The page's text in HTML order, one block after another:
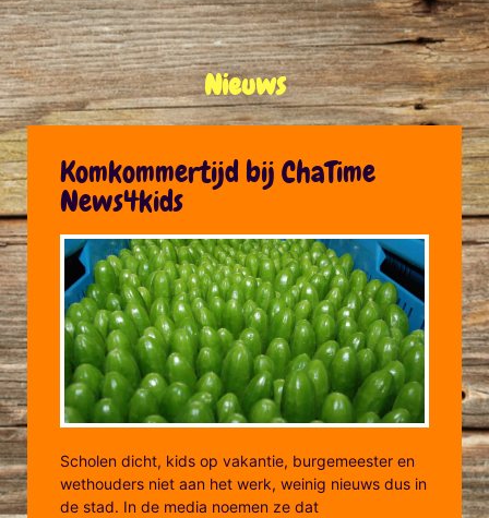
Nieuws
Komkommertijd bij ChaTime
News4kids
Scholen dicht, kids op vakantie, burgemeester en
wethouders niet aan het werk, weinig nieuws dus in
de stad. In de media noemen ze dat